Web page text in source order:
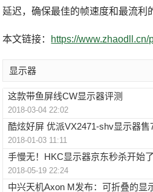
延迟，确保最佳的帧速度和最流利
本文链接： https://www.zhaodll.cn/
显示器
这款带鱼屏线CW显示器评测
2018-03-04 22:02
酷炫好屏 优派VX2471-shv显示器售
2018-01-03 11:11
手慢无！HKC显示器京东秒杀开始了
2018-05-19 22:24